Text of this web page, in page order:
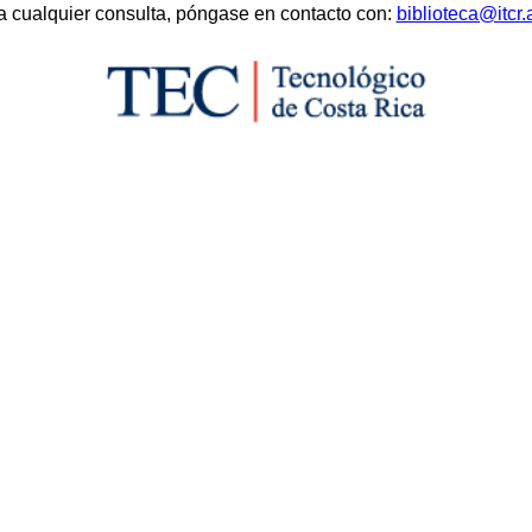
cualquier consulta, póngase en contacto con: